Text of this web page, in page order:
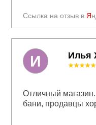
Ссылка на отзыв в Я
Илья
★★★★★
Отличный
бани, продавцы
И